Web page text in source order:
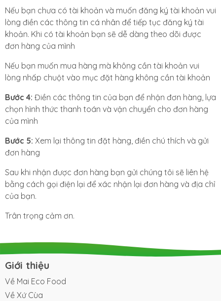
Nếu bạn chưa có tài khoản và muốn đăng ký tài khoản vui
lòng điền các thông tin cá nhân để tiếp tục đăng ký tài
khoản. Khi có tài khoản bạn sẽ dễ dàng theo dõi được
đơn hàng của mình
Nếu bạn muốn mua hàng mà không cần tài khoản vui
lòng nhấp chuột vào mục đặt hàng không cần tài khoản
Bước 4: Điền các thông tin của bạn để nhận đơn hàng, lựa
chọn hình thức thanh toán và vận chuyển cho đơn hàng
của mình
Bước 5: Xem lại thông tin đặt hàng, điền chú thích và gửi
đơn hàng
Sau khi nhận được đơn hàng bạn gửi chúng tôi sẽ liên hệ
bằng cách gọi điện lại để xác nhận lại đơn hàng và địa chỉ
của bạn.
Trân trọng cảm ơn.
Giới thiệu
Về Mai Eco Food
Về Xứ Cùa